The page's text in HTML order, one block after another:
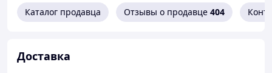
Каталог продавца Отзывы о продавце 404
Доставка